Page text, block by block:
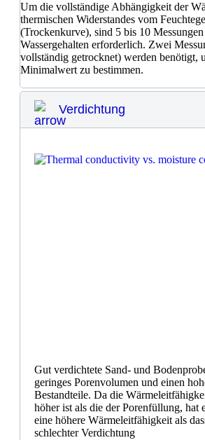
Um die vollständige Abhängigkeit der
thermischen Widerstandes vom
(Trockenkurve), sind 5 bis 10
Wassergehalten erforderlich. Zwei
vollständig getrocknet) werden benötigt,
Minimalwert zu bestimmen.
Verdichtung
Gut verdichtete Sand- und
geringes Porenvolumen und einen
Bestandteile. Da die
höher ist als die der Porenfüllung, hat
eine höhere Wärmeleitfähigkeit als
schlechter Verdichtung